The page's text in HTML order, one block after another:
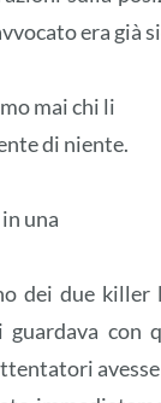
era già
mai chi li
di niente.
una
dei due
con